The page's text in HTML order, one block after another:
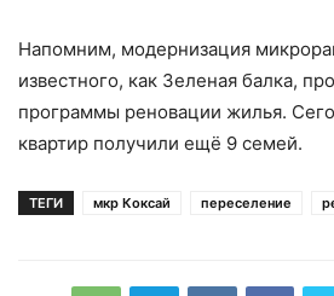
Напомним, модернизация
известного, как Зеленая балка,
программы реновации жилья.
квартир получили ещё 9 семей.
ТЕГИ мкр Коксай переселение